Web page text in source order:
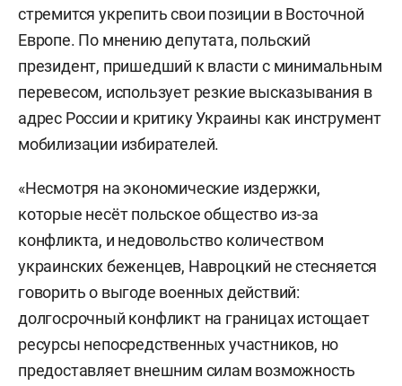
стремится укрепить свои позиции в Восточной
Европе. По мнению депутата, польский
президент, пришедший к власти с минимальным
перевесом, использует резкие высказывания в
адрес России и критику Украины как инструмент
мобилизации избирателей.
«Несмотря на экономические издержки,
которые несёт польское общество из-за
конфликта, и недовольство количеством
украинских беженцев, Навроцкий не стесняется
говорить о выгоде военных действий:
долгосрочный конфликт на границах истощает
ресурсы непосредственных участников, но
предоставляет внешним силам возможность